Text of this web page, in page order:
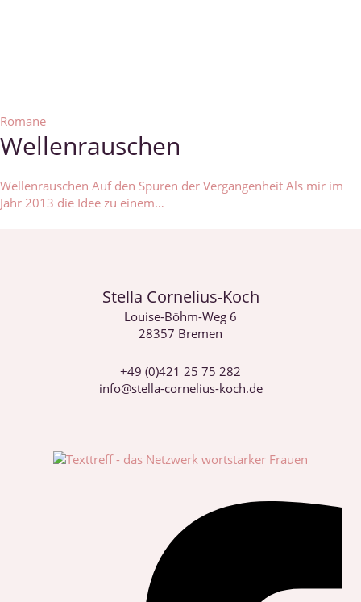
Romane
Wellenrauschen
Wellenrauschen Auf den Spuren der Vergangenheit Als mir im
Jahr 2013 die Idee zu einem…
Stella Cornelius-Koch
Louise-Böhm-Weg 6
28357 Bremen
+49 (0)421 25 75 282
info@stella-cornelius-koch.de